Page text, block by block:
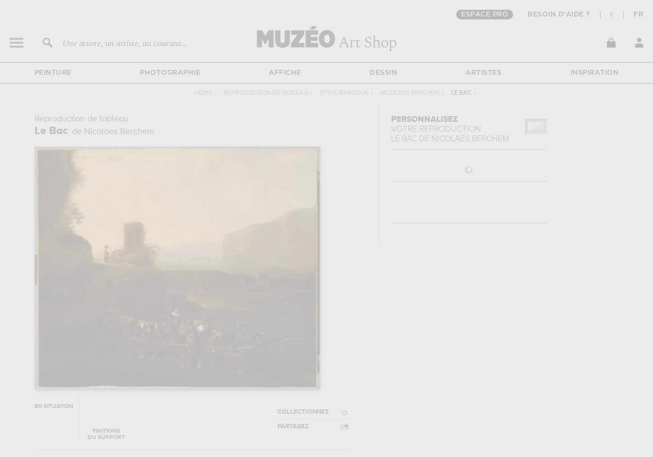
ESPACE PRO BESOIN D'AIDE ? € FR
Une œuvre, un artiste, un courant...
PEINTURE PHOTOGRAPHIE AFFICHE DESSIN ARTISTES INSPIRATION
HOME › REPRODUCTION DE TABLEAU › STYLE BAROQUE › NICOLAES BERCHEM › LE BAC ›
Reproduction de tableau
Le Bac de Nicolaes Berchem
EN SITUATION
FINITIONS
DU SUPPORT
COLLECTIONNEZ
PARTAGEZ
PERSONNALISEZ
VOTRE REPRODUCTION
LE BAC DE NICOLAES BERCHEM